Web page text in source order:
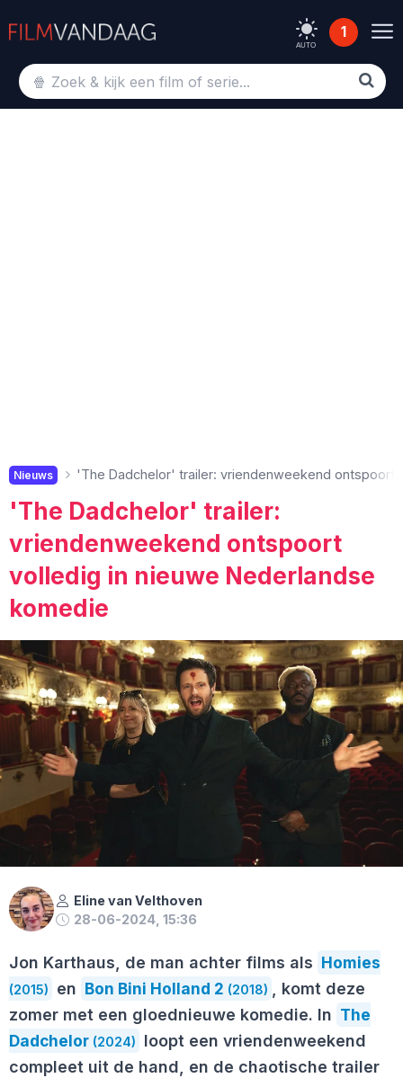
AUTO
1
Nieuws 'The Dadchelor' trailer: vriendenweekend ontspoort
'The Dadchelor' trailer:
vriendenweekend ontspoort
volledig in nieuwe Nederlandse
komedie
Eline van Velthoven
28-06-2024, 15:36
Jon Karthaus, de man achter films als Homies
(2015) en Bon Bini Holland 2 (2018) , komt deze
zomer met een gloednieuwe komedie. In The
Dadchelor (2024)
loopt een vriendenweekend
compleet uit de hand, en de chaotische trailer